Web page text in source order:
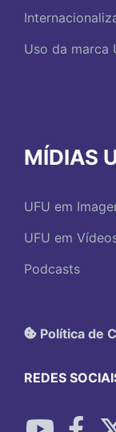
Uso da marca
MÍDIAS
UFU em
UFU em
Podcasts
Política de
REDES